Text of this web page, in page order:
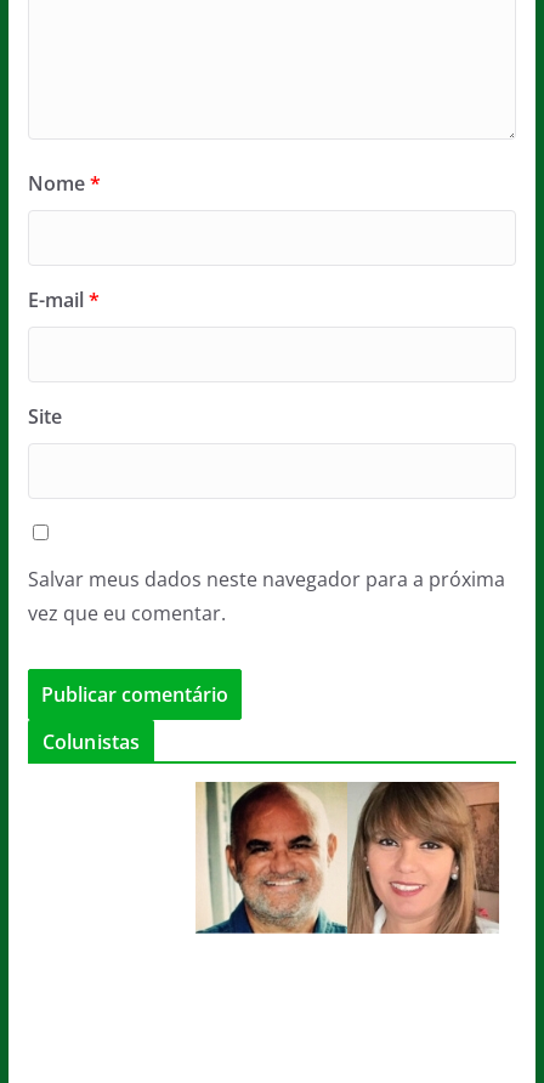
Nome*
E-mail*
Site
Salvar meus dados neste navegador para a próxima
vez que eu comentar.
Colunistas